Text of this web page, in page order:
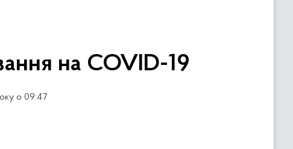
на COVID-19
о 09:47